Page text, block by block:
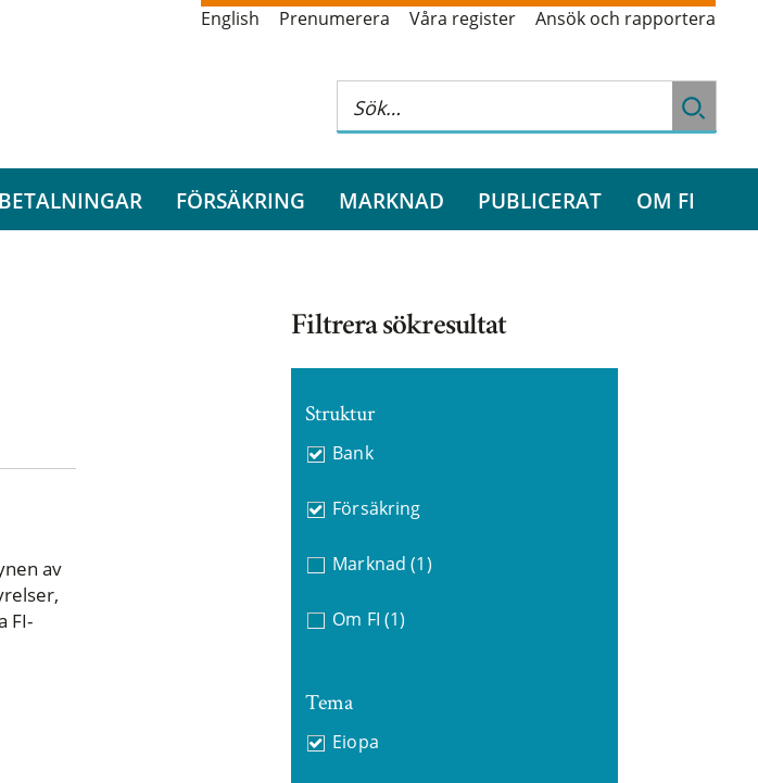
English Prenumerera Våra register Ansök och rapportera
BETALNINGAR FÖRSÄKRING MARKNAD PUBLICERAT OM FI
av
FI-
Filtrera sökresultat
Struktur
Bank
Försäkring
Marknad (1)
Om FI (1)
Tema
Eiopa